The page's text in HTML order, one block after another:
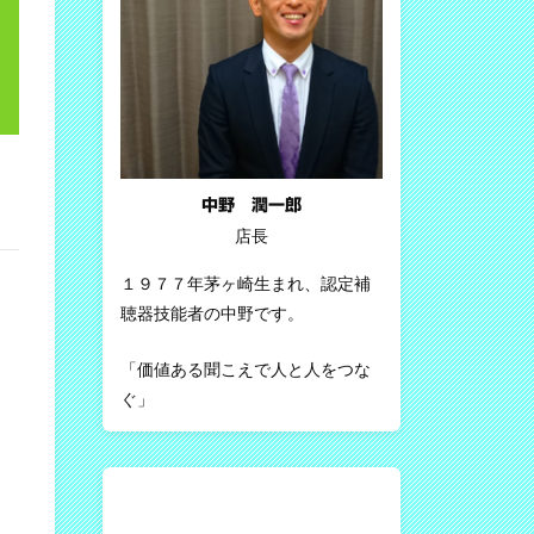
中野 潤一郎
店長
１９７７年茅ヶ崎生まれ、認定補
聴器技能者の中野です。
「価値ある聞こえで人と人をつな
ぐ」